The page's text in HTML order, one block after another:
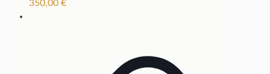
350,00 €